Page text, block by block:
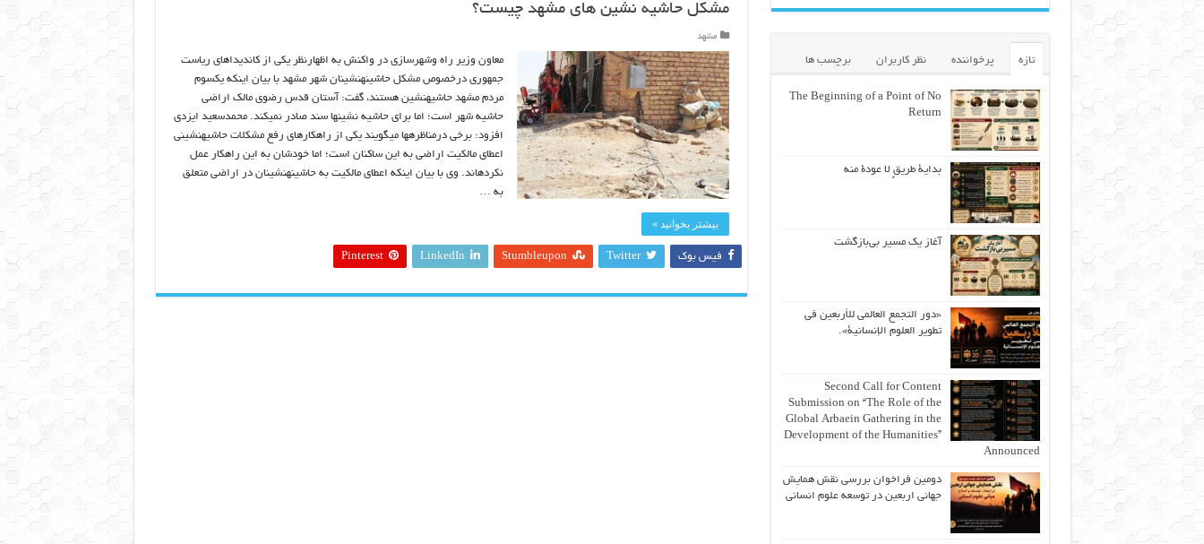
مشکل حاشیه‌ نشین ‏های مشهد چیست؟
مشهد
معاون وزیر راه‏ وشهرسازی در واکنش به اظهارنظر یکی از کاندیداهای ریاست
جمهوری درخصوص مشکل حاشینه‏نشینان شهر مشهد با بیان اینکه یک‏سوم
مردم مشهد حاشیه‏نشین هستند، گفت: آستان قدس رضوی مالک اراضی
حاشیه شهر است؛ اما برای حاشیه نشین‏ها سند صادر نمی‏کند. محمدسعید ایزدی
افزود: برخی درمناظره‏ها می‏گویند یکی از راهکارهای رفع مشکلات حاشیه‏نشینی
اعطای مالکیت اراضی به این ساکنان است؛ اما خودشان به این راهکار عمل
نکرده‏اند. وی با بیان اینکه اعطای مالکیت به حاشینه‏نشینان در اراضی متعلق
به …
بیشتر بخوانید »
فیس بوک Twitter
Stumbleupon
LinkedIn
Pinterest
تازه پرخواننده نظر کاربران برچسب ها
The Beginning of a Point of No
Return
بداية طريقٍ لا عودة منه
آغاز یک مسیر بی‌بازگشت
«دور التجمع العالمي للأربعين في
تطوير العلوم الإنسانية».
Second Call for Content
Submission on “The Role of the
Global Arbaein Gathering in the
Development of the Humanities”
Announced
دومین فراخوان بررسی نقش همایش
جهانی اربعین در توسعه علوم انسانی